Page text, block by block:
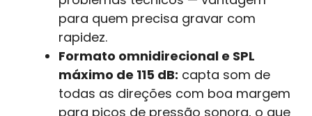
para quem precisa gravar com
rapidez.
Formato omnidirecional e SPL
máximo de 115 dB: capta som de
todas as direções com boa margem
para picos de pressão sonora, o que